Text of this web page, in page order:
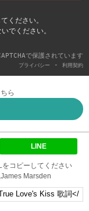
ください。
でください。
で保護されています
プライバシー - 利用契約
ら
LINE
コピーしてください
Marsden